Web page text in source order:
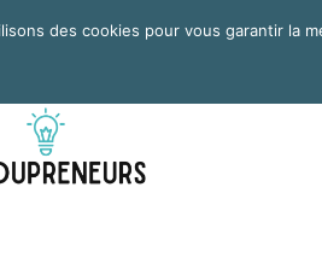
de ressources sur l’entrepreneuriat
des cookies pour vous garantir la